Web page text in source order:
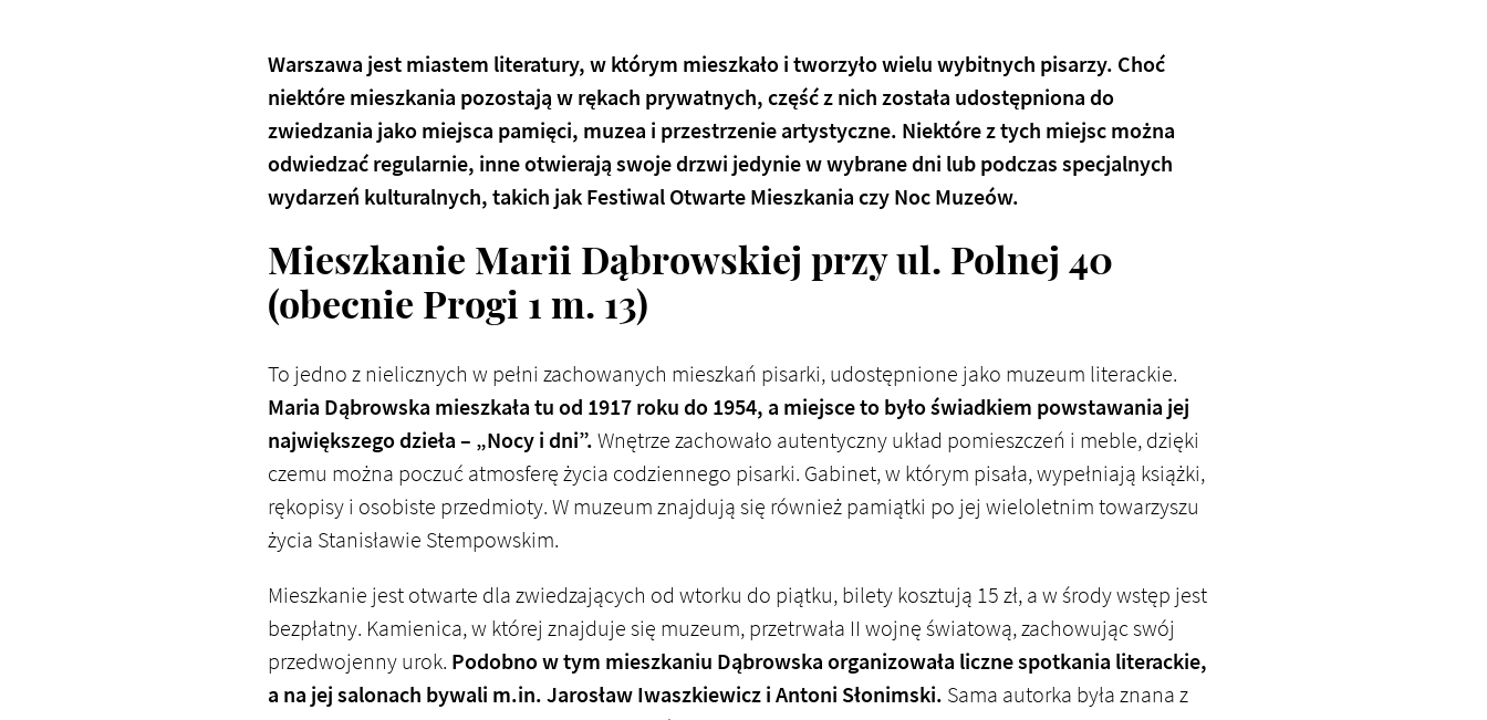
Warszawa jest miastem literatury, w którym mieszkało i tworzyło wielu wybitnych pisarzy. Choć
niektóre mieszkania pozostają w rękach prywatnych, część z nich została udostępniona do
zwiedzania jako miejsca pamięci, muzea i przestrzenie artystyczne. Niektóre z tych miejsc można
odwiedzać regularnie, inne otwierają swoje drzwi jedynie w wybrane dni lub podczas specjalnych
wydarzeń kulturalnych, takich jak Festiwal Otwarte Mieszkania czy Noc Muzeów.
Mieszkanie Marii Dąbrowskiej przy ul. Polnej 40
(obecnie Progi 1 m. 13)
To jedno z nielicznych w pełni zachowanych mieszkań pisarki, udostępnione jako muzeum literackie.
Maria Dąbrowska mieszkała tu od 1917 roku do 1954, a miejsce to było świadkiem powstawania jej
największego dzieła – „Nocy i dni”.Wnętrze zachowało autentyczny układ pomieszczeń i meble, dzięki
czemu można poczuć atmosferę życia codziennego pisarki. Gabinet, w którym pisała, wypełniają książki,
rękopisy i osobiste przedmioty. W muzeum znajdują się również pamiątki po jej wieloletnim towarzyszu
życia Stanisławie Stempowskim.
Mieszkanie jest otwarte dla zwiedzających od wtorku do piątku, bilety kosztują 15 zł, a w środy wstęp jest
bezpłatny. Kamienica, w której znajduje się muzeum, przetrwała II wojnę światową, zachowując swój
przedwojenny urok. Podobno w tym mieszkaniu Dąbrowska organizowała liczne spotkania literackie,
a na jej salonach bywali m.in. Jarosław Iwaszkiewicz i Antoni Słonimski. Sama autorka była znana z